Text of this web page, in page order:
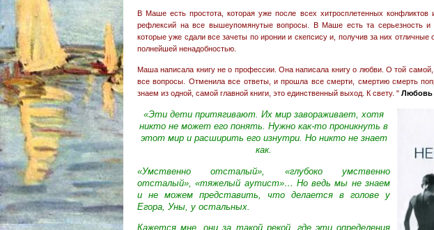
В Маше есть простота, которая уже после всех хитросплетенных конфликтов
рефлексий на все вышеупомянутые вопросы. В Маше есть та серьезность и
которые уже сдали все зачеты по иронии и скепсису и, получив за них отличные
полнейшей ненадобностью.
Маша написала книгу не о профессии. Она написала книгу о любви. О той самой,
все вопросы. Отменила все ответы, и прошла все смерти, смертию смерть
знаем из одной, самой главной книги, это единственный выход. К свету. " Любовь
«Эти дети притягивают. Их мир завораживает, хотя
никто не может его понять. Нужно как-то проникнуть в
этот мир и расширить его изнутри. Но никто не знает
как.
«Умственно отсталый», «глубоко умственно
отсталый», «тяжелый аутист»… Но ведь мы не знаем
и не можем представить, что делается в голове у
Егора, Уны, у остальных.
Кажется мне, они за такой рекой, где эти определения